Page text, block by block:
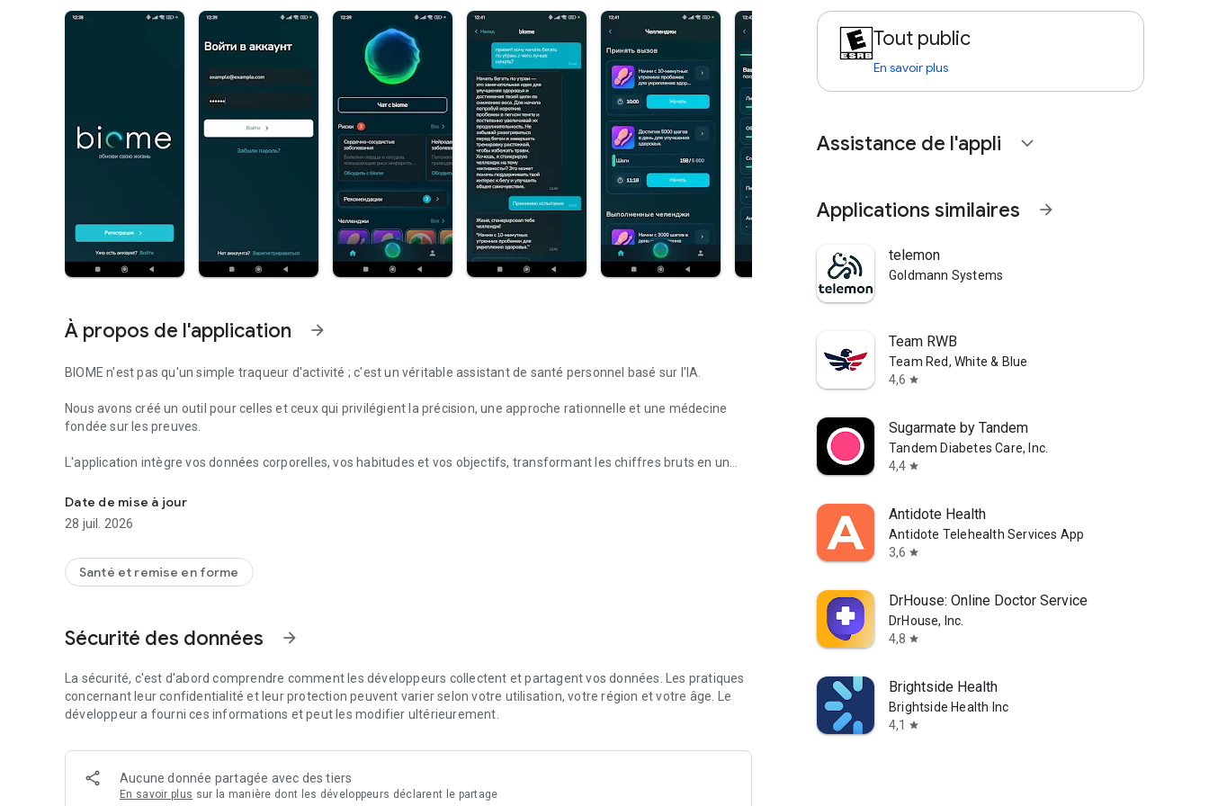
À propos de l'application arrow_forward
BIOME n'est pas qu'un simple traqueur d'activité ; c'est un véritable assistant de santé personnel basé sur l'IA.
Nous avons créé un outil pour celles et ceux qui privilégient la précision, une approche rationnelle et une médecine
fondée sur les preuves.
L'application intègre vos données corporelles, vos habitudes et vos objectifs, transformant les chiffres bruts en un
DES DONNÉES À L'ACTION :
Remplissez votre fiche santé en quelques clics (taille, poids, mode de vie et résultats d'analyses).
• Suivi alimentaire instantané :
nutritionnelles.
• Synchronisation complète :
Date de mise à jour
28 juil. 2026
Santé et remise en forme
Sécurité des données arrow_forward
La sécurité, c'est d'abord comprendre comment les développeurs collectent et partagent vos données. Les pratiques
concernant leur confidentialité et leur protection peuvent varier selon votre utilisation, votre région et votre âge. Le
développeur a fourni ces informations et peut les modifier ultérieurement.
Aucune donnée partagée avec des tiers
En savoir plus sur la manière dont les développeurs déclarent le partage
Tout public
En savoir plus
Assistance de l'appli expand_more
Applications similaires arrow_forward
telemon
Goldmann Systems
Team RWB
Team Red, White & Blue
4,6 star
Sugarmate by Tandem
Tandem Diabetes Care, Inc.
4,4 star
Antidote Health
Antidote Telehealth Services App
3,6 star
DrHouse: Online Doctor Service
DrHouse, Inc.
4,8 star
Brightside Health
Brightside Health Inc
4,1
star